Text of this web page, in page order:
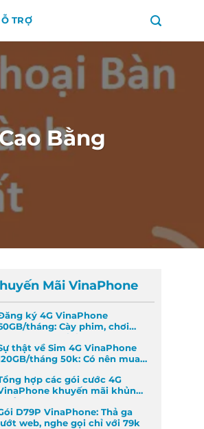
TRỢ
Bằng
Mãi VinaPhone
ký 4G VinaPhone
tháng: Cày phim, chơi
thật về Sim 4G VinaPhone
tháng 50k: Có nên mua
hợp các gói cước 4G
khuyến mãi khủng
D79P VinaPhone: Thả ga
web, nghe gọi chỉ với 79k